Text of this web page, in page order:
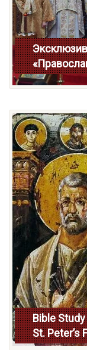
Больше
Bible
St. Peter’s
More...